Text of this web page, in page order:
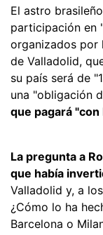
El astro
participación en
organizados por
de Valladolid,
su país será de
una "obligación
que pagará
La pregunta a
que había
Valladolid y, a
¿Cómo lo ha
Barcelona o